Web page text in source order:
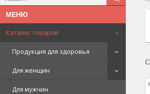
Каталог товаров
Продукция для здоровья
Для женщин
Для мужчин